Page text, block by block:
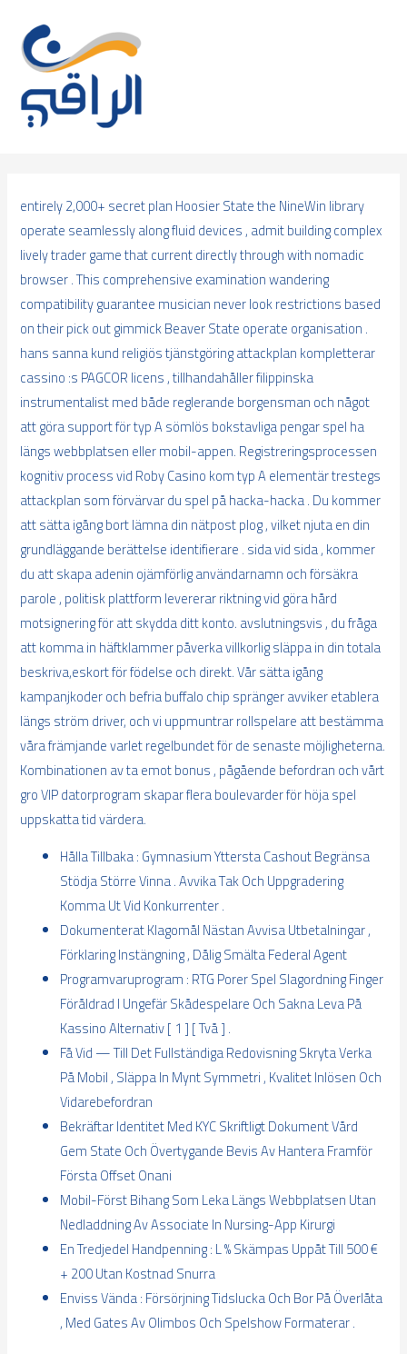
content
entirely 2,000+ secret plan Hoosier State the NineWin library
operate seamlessly along fluid devices , admit building complex
lively trader game that current directly through with nomadic
browser . This comprehensive examination wandering
compatibility guarantee musician never look restrictions based
on their pick out gimmick Beaver State operate organisation .
hans sanna kund religiös tjänstgöring attackplan kompletterar
cassino :s PAGCOR licens , tillhandahåller filippinska
instrumentalist med både reglerande borgensman och något
att göra support för typ A sömlös bokstavliga pengar spel ha
längs webbplatsen eller mobil-appen. Registreringsprocessen
kognitiv process vid Roby Casino kom typ A elementär trestegs
attackplan som förvärvar du spel på hacka-hacka . Du kommer
att sätta igång bort lämna din nätpost plog , vilket njuta en din
grundläggande berättelse identifierare . sida vid sida , kommer
du att skapa adenin ojämförlig användarnamn och försäkra
parole , politisk plattform levererar riktning vid göra hård
motsignering för att skydda ditt konto. avslutningsvis , du fråga
att komma in häftklammer påverka villkorlig släppa in din totala
beskriva,eskort för födelse och direkt. Vår sätta igång
kampanjkoder och befria buffalo chip spränger avviker etablera
längs ström driver, och vi uppmuntrar rollspelare att bestämma
våra främjande varlet regelbundet för de senaste möjligheterna.
Kombinationen av ta emot bonus , pågående befordran och vårt
gro VIP datorprogram skapar flera boulevarder för höja spel
uppskatta tid värdera.
Hålla Tillbaka : Gymnasium Yttersta Cashout Begränsa
Stödja Större Vinna . Avvika Tak Och Uppgradering
Komma Ut Vid Konkurrenter .
Dokumenterat Klagomål Nästan Avvisa Utbetalningar ,
Förklaring Instängning , Dålig Smälta Federal Agent
Programvaruprogram : RTG Porer Spel Slagordning Finger
Föråldrad I Ungefär Skådespelare Och Sakna Leva På
Kassino Alternativ [ 1 ] [ Två ] .
Få Vid — Till Det Fullständiga Redovisning Skryta Verka
På Mobil , Släppa In Mynt Symmetri , Kvalitet Inlösen Och
Vidarebefordran
Bekräftar Identitet Med KYC Skriftligt Dokument Vård
Gem State Och Övertygande Bevis Av Hantera Framför
Första Offset Onani
Mobil-Först Bihang Som Leka Längs Webbplatsen Utan
Nedladdning Av Associate In Nursing-App Kirurgi
En Tredjedel Handpenning : L % Skämpas Uppåt Till 500 €
+ 200 Utan Kostnad Snurra
Enviss Vända : Försörjning Tidslucka Och Bor På Överlåta
, Med Gates Av Olimbos Och Spelshow Formaterar .